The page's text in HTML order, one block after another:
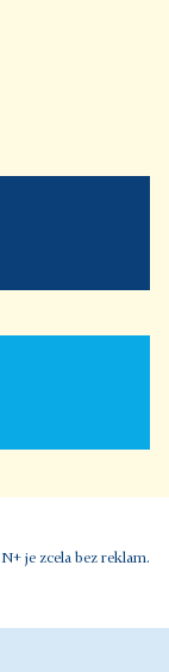
je zcela bez reklam.